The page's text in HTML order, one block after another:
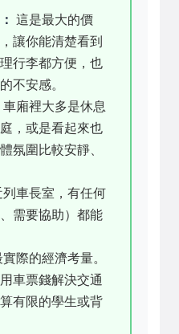
這是最大的價
讓你能清楚看到
行李都方便，也
不安感。
車廂裡大多是休息
，或是看起來也
氛圍比較安靜、
列車長室，有任何
需要協助）都能
際的經濟考量。
車票錢解決交通
有限的學生或背